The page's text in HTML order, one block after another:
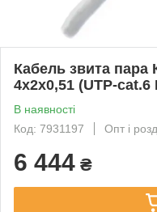
Кабель звита пара
4х2х0,51 (UTP-cat.6
В наявності
Код: 7931197
Опт і
6 444 ₴